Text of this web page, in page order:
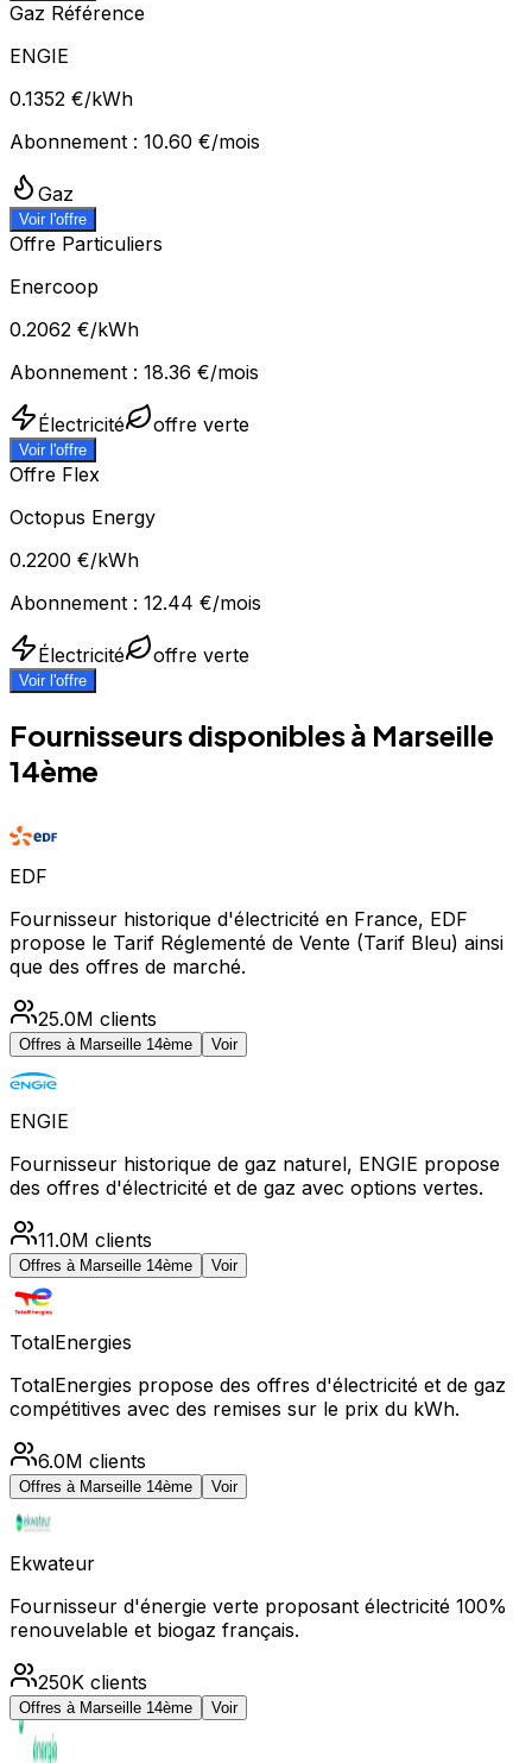
Gaz Référence
ENGIE
0.1352 €/kWh
Abonnement : 10.60 €/mois
Gaz
Voir l'offre
Offre Particuliers
Enercoop
0.2062 €/kWh
Abonnement : 18.36 €/mois
Électricité offre verte
Voir l'offre
Offre Flex
Octopus Energy
0.2200 €/kWh
Abonnement : 12.44 €/mois
Électricité offre verte
Voir l'offre
Fournisseurs disponibles à Marseille
14ème
EDF
Fournisseur historique d'électricité en France, EDF
propose le Tarif Réglementé de Vente (Tarif Bleu) ainsi
que des offres de marché.
25.0M clients
Offres à Marseille 14ème Voir
ENGIE
Fournisseur historique de gaz naturel, ENGIE propose
des offres d'électricité et de gaz avec options vertes.
11.0M clients
Offres à Marseille 14ème Voir
TotalEnergies
TotalEnergies propose des offres d'électricité et de gaz
compétitives avec des remises sur le prix du kWh.
6.0M clients
Offres à Marseille 14ème Voir
Ekwateur
Fournisseur d'énergie verte proposant électricité 100%
renouvelable et biogaz français.
250K clients
Offres à Marseille 14ème Voir